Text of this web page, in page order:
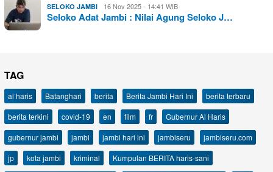
SELOKO JAMBI 16 Nov 2025 - 14:41 WIB
Seloko Adat Jambi : Nilai Agung Seloko J…
TAG
al haris Batanghari berita Berita Jambi Hari Ini
berita terbaru
berita terkini
covid-19 en film fr
Gubernur Al Haris
gubernur jambi
jambi jambi hari ini jambiseru
jambiseru.com
jp
kota jambi kriminal
Kumpulan BERITA haris-sani